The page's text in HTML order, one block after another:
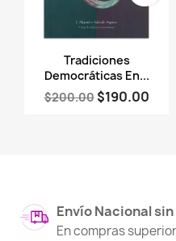
Vista rápida
Tradiciones
Democráticas En...
$200.00 $190.00
Envío Nacional
En compras